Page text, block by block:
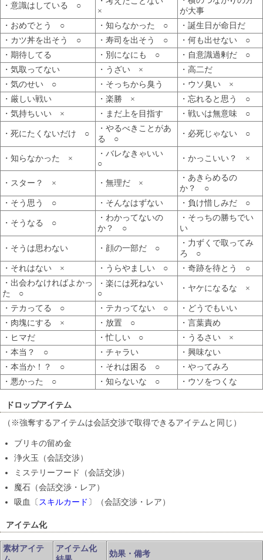
・意識はしている ○
×
が大事
・おめでとう ○
・知らなかった ○
・誕生日が命日だ
・カツ丼を出そう ○
・寿司を出そう ○
・何も出せない ○
・期待してる
・別になにも ○
・自意識過剰だ ○
・気取ってない
・うざい ×
・高二だ
・気のせい ○
・そっちから臭う
・ウソ臭い ×
・厳しい戦い
・楽勝 ×
・忘れると思う ○
・気持ちいい ×
・まだ上を目指す ・戦いは無意味 ○
・死にたくないだけ ○
・やるべきことがあ
る ○
・必死じゃない ○
・知らなかった ×
・バレなきゃいい
○
・かっこいい？ ×
・スター？ × ・無理だ ×
・あきらめるの
か？ ○
・そう思う ○
・そんなはずない ・負け惜しみだ ○
・そうなる ○
・わかってないの
か？ ○
・そっちの勝ちでい
い
・そうは思わない ・顔の一部だ ○
・力ずくで取ってみ
ろ ○
・それはない ×
・うらやましい ○
・奇跡を待とう ○
・出会わなければよかっ
た ○
・楽には死ねない
○
・ヤケになるな ×
・テカってる ○ ・テカってない ○
・どうでもいい
・肉塊にする ×
・放置 ○
・言葉責め
・ヒマだ
・忙しい ○
・うるさい ×
・本当？ ○
・チャラい
・興味ない
・本当か！？ ○
・それは困る ○
・やってみろ
・悪かった ○
・知らないな ○ ・ウソをつくな
ドロップアイテム
（※強奪するアイテムは会話交渉で取得できるアイテムと同じ）
ブリキの留め金
浄火玉（会話交渉）
ミステリーフード（会話交渉）
魔石（会話交渉・レア）
吸血〔 スキルカード 〕（会話交渉・レア）
アイテム化
素材アイテ
アイテム化
効果・備考